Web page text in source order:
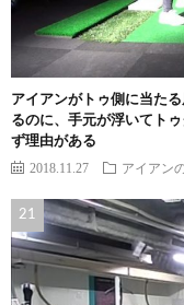
アイアンがトゥ側に当た
るのに、手元が浮いてト
ず理由がある
2018.11.27 アイアン